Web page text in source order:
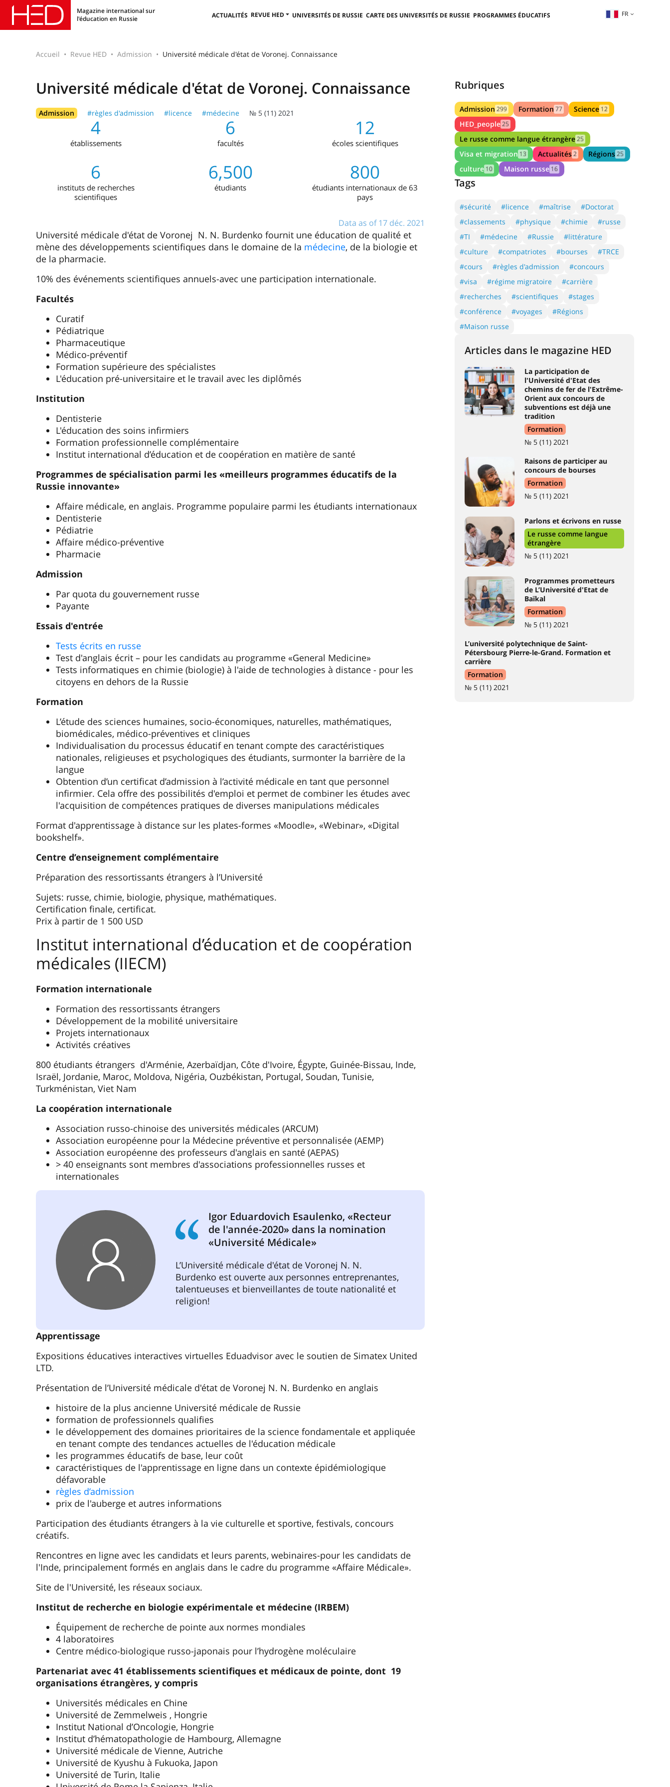
Magazine international sur
l'éducation en Russie
ACTUALITÉS REVUE HED UNIVERSITÉS DE RUSSIE CARTE DES UNIVERSITÉS DE RUSSIE PROGRAMMES ÉDUCATIFS FR
Accueil Revue HED Admission Université médicale d'état de Voronej. Connaissance
Université médicale d'état de Voronej. Connaissance
Admission #règles d'admission #licence #médecine № 5 (11) 2021
4
établissements
6
facultés
12
écoles scientifiques
6
instituts de recherches
scientifiques
6,500
étudiants
800
étudiants internationaux de 63
pays
Data as of 17 déc. 2021
Université médicale d'état de Voronej N. N. Burdenko fournit une éducation de qualité et
mène des développements scientifiques dans le domaine de la médecine, de la biologie et
de la pharmacie.
10% des événements scientifiques annuels-avec une participation internationale.
Facultés
Curatif
Pédiatrique
Pharmaceutique
Médico-préventif
Formation supérieure des spécialistes
L'éducation pré-universitaire et le travail avec les diplômés
Institution
Dentisterie
L'éducation des soins infirmiers
Formation professionnelle complémentaire
Institut international d’éducation et de coopération en matière de santé
Programmes de spécialisation parmi les «meilleurs programmes éducatifs de la
Russie innovante»
Affaire médicale, en anglais. Programme populaire parmi les étudiants internationaux
Dentisterie
Pédiatrie
Affaire médico-préventive
Pharmacie
Admission
Par quota du gouvernement russe
Payante
Essais d'entrée
Tests écrits en russe
Test d'anglais écrit – pour les candidats au programme «General Medicine»
Tests informatiques en chimie (biologie) à l'aide de technologies à distance - pour les
citoyens en dehors de la Russie
Formation
L’étude des sciences humaines, socio-économiques, naturelles, mathématiques,
biomédicales, médico-préventives et cliniques
Individualisation du processus éducatif en tenant compte des caractéristiques
nationales, religieuses et psychologiques des étudiants, surmonter la barrière de la
langue
Obtention d’un certificat d’admission à l’activité médicale en tant que personnel
infirmier. Cela offre des possibilités d'emploi et permet de combiner les études avec
l'acquisition de compétences pratiques de diverses manipulations médicales
Format d'apprentissage à distance sur les plates-formes «Moodle», «Webinar», «Digital
bookshelf».
Centre d’enseignement complémentaire
Préparation des ressortissants étrangers à l’Université
Sujets: russe, chimie, biologie, physique, mathématiques.
Certification finale, certificat.
Prix ​​à partir de 1 500 USD
Institut international d’éducation et de coopération
médicales (IIECM)
Formation internationale
Formation des ressortissants étrangers
Développement de la mobilité universitaire
Projets internationaux
Activités créatives
800 étudiants étrangers d'Arménie, Azerbaïdjan, Côte d'Ivoire, Égypte, Guinée-Bissau, Inde,
Israël, Jordanie, Maroc, Moldova, Nigéria, Ouzbékistan, Portugal, Soudan, Tunisie,
Turkménistan, Viet Nam
La coopération internationale
Association russo-chinoise des universités médicales (ARCUM)
Association européenne pour la Médecine préventive et personnalisée (AEMP)
Association européenne des professeurs d'anglais en santé (AEPAS)
> 40 enseignants sont membres d'associations professionnelles russes et
internationales
Igor Eduardovich Esaulenko, «Recteur
de l'année-2020» dans la nomination
«Université Médicale»
L’Université médicale d'état de Voronej N. N.
Burdenko est ouverte aux personnes entreprenantes,
talentueuses et bienveillantes de toute nationalité et
religion!
Apprentissage
Expositions éducatives interactives virtuelles Eduadvisor avec le soutien de Simatex United
LTD.
Présentation de l’Université médicale d'état de Voronej N. N. Burdenko en anglais
histoire de la plus ancienne Université médicale de Russie
formation de professionnels qualifies
le développement des domaines prioritaires de la science fondamentale et appliquée
en tenant compte des tendances actuelles de l'éducation médicale
les programmes éducatifs de base, leur coût
caractéristiques de l'apprentissage en ligne dans un contexte épidémiologique
défavorable
règles d’admission
prix de l'auberge et autres informations
Participation des étudiants étrangers à la vie culturelle et sportive, festivals, concours
créatifs.
Rencontres en ligne avec les candidats et leurs parents, webinaires-pour les candidats de
l'Inde, principalement formés en anglais dans le cadre du programme «Affaire Médicale».
Site de l'Université, les réseaux sociaux.
Institut de recherche en biologie expérimentale et médecine (IRBEM)
Équipement de recherche de pointe aux normes mondiales
4 laboratoires
Centre médico-biologique russo-japonais pour l’hydrogène moléculaire
Partenariat avec 41 établissements scientifiques et médicaux de pointe, dont 19
organisations étrangères, y compris
Universités médicales en Chine
Université de Zemmelweis , Hongrie
Institut National d’Oncologie, Hongrie
Institut d’hématopathologie de Hambourg, Allemagne
Université médicale de Vienne, Autriche
Université de Kyushu à Fukuoka, Japon
Université de Turin, Italie
Rubriques
Admission 299 Formation 77 Science 12
HED_people25
Le russe comme langue étrangère25
Visa et migration 13 Actualités2 Régions25
culture 10 Maison russe 16
Tags
#sécurité #licence #maîtrise
#Doctorat
#classements
#physique #chimie
#russe
#TI
#médecine #Russie
#littérature
#culture
#compatriotes #bourses
#TRCE
#cours
#règles d'admission
#concours
#visa
#régime migratoire
#carrière
#recherches
#scientifiques
#stages
#conférence
#voyages
#Régions
#Maison russe
Articles dans le magazine HED
La participation de
l'Université d'Etat des
chemins de fer de l'Extrême-
Orient aux concours de
subventions est déjà une
tradition
Formation
№ 5 (11) 2021
Raisons de participer au
concours de bourses
Formation
№ 5 (11) 2021
Parlons et écrivons en russe
Le russe comme langue
étrangère
№ 5 (11) 2021
Programmes prometteurs
de L’Université d'Etat de
Baïkal
Formation
№ 5 (11) 2021
L’université polytechnique de Saint-
Pétersbourg Pierre-le-Grand. Formation et
carrière
Formation
№ 5 (11) 2021